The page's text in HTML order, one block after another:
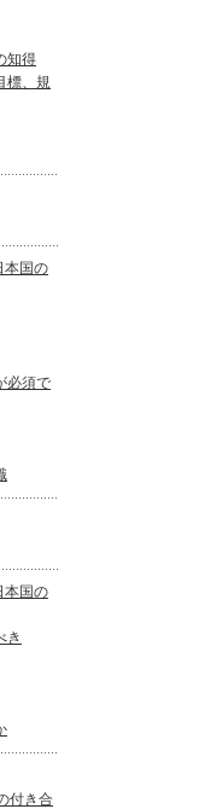
知得
標、規
本国の
必須で
本国の
き
付き合